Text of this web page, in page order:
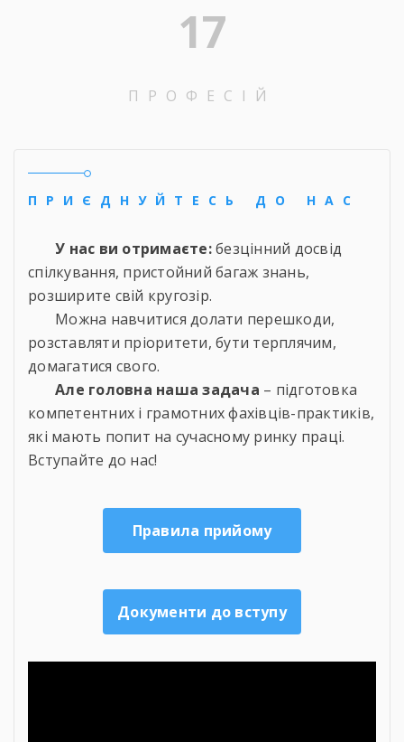
17
ПРОФЕСІЙ
ПРИЄДНУЙТЕСЬ ДО НАС
У нас ви отримаєте:безцінний досвід
спілкування, пристойний багаж знань,
розширите свій кругозір.
Можна навчитися долати перешкоди,
розставляти пріоритети, бути терплячим,
домагатися свого.
Але головна наша задача – підготовка
компетентних і грамотних фахівців-практиків,
які мають попит на сучасному ринку праці.
Вступайте до нас!
Правила прийому
Документи до вступу